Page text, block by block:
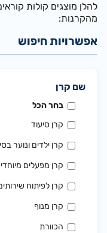
להלן מוצגים קולות
מהקרנות:
אפשרויות חיפוש
שם קרן
בחר הכל
קרן סיעוד
קרן ילדים ונוער בסיכון
קרן מפעלים מיוחדים
קרן לפיתוח שירותים
קרן מנוף
הכוורת